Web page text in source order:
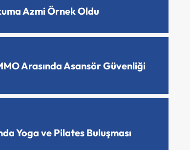
Azmi Örnek Oldu
Arasında Asansör Güvenliği
Yoga ve Pilates Buluşması